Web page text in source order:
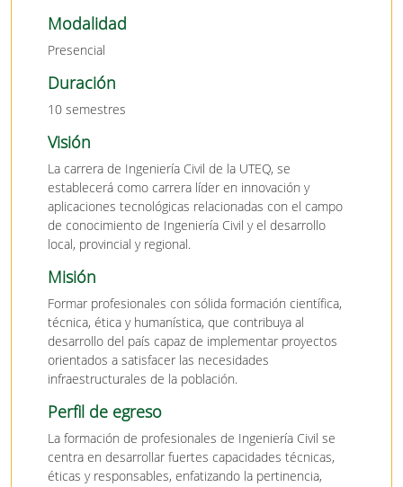
Modalidad
Presencial
Duración
10 semestres
Visión
La carrera de Ingeniería Civil de la UTEQ, se
establecerá como carrera líder en innovación y
aplicaciones tecnológicas relacionadas con el campo
de conocimiento de Ingeniería Civil y el desarrollo
local, provincial y regional.
Misión
Formar profesionales con sólida formación científica,
técnica, ética y humanística, que contribuya al
desarrollo del país capaz de implementar proyectos
orientados a satisfacer las necesidades
infraestructurales de la población.
Perfil de egreso
La formación de profesionales de Ingeniería Civil se
centra en desarrollar fuertes capacidades técnicas,
éticas y responsables, enfatizando la pertinencia,